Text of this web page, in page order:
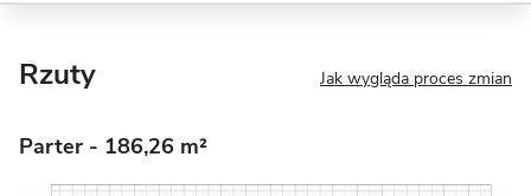
Rzuty Jak wygląda proces zmian
Parter - 186,26 m²